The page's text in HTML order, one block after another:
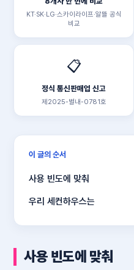
KT·SK·LG·스카이라이프·알뜰 공식
비교
📋
정식 통신판매업 신고
제2025-별내-0781호
이 글의 순서
사용 빈도에 맞춰
우리 세컨하우스는
사용 빈도에 맞춰